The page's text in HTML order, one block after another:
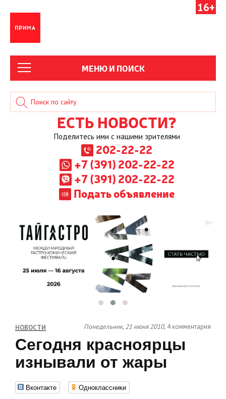
16+
МЕНЮ И ПОИСК
ЕСТЬ НОВОСТИ?
Поделитесь ими с нашими зрителями
202-22-22
+7 (391) 202-22-22
+7 (391) 202-22-22
Подать объявление
НОВОСТИ Понедельник, 21 июня 2010, 4 комментария
Сегодня красноярцы
изнывали от жары
Вконтакте Одноклассники